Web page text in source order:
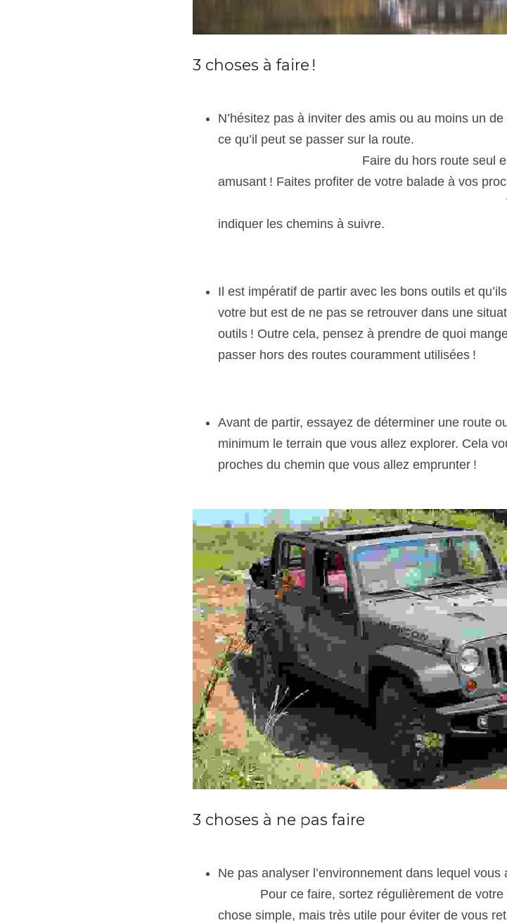
3 choses à faire !
N’hésitez pas à inviter des amis ou au moins un
ce qu’il peut se
Faire du hors route seul est plutôt
amusant ! Faites profiter de
Votre copilote pourra
indiquer les chemins à suivre.
Il est impératif de partir avec les bons outils et
votre but est de ne pas se retrouver dans une
outils ! Outre cela, pensez à prendre de quoi
passer hors des routes couramment utilisées !
Avant de partir, essayez de déterminer une route
minimum le terrain que vous allez explorer. Cela
proches du chemin que vous allez emprunter !
3 choses à ne pas faire
Ne pas analyser l’environnement
Pour ce faire, sortez régulièrement de votre
chose simple, mais très utile pour éviter de vous